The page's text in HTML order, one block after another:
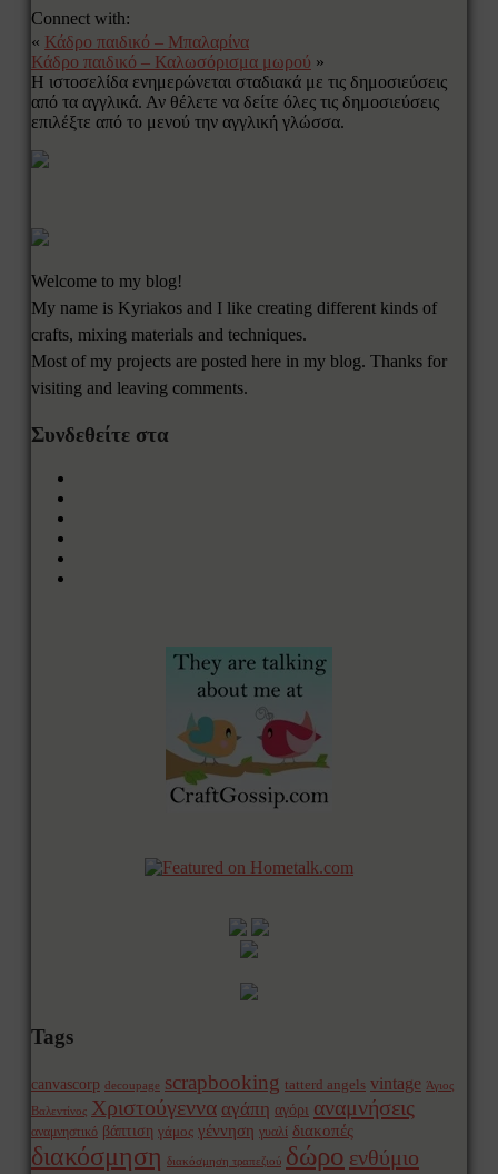
Connect with:
« Κάδρο παιδικό – Μπαλαρίνα
Κάδρο παιδικό – Καλωσόρισμα μωρού »
Η ιστοσελίδα ενημερώνεται σταδιακά με τις δημοσιεύσεις
από τα αγγλικά. Αν θέλετε να δείτε όλες τις δημοσιεύσεις
επιλέξτε από το μενού την αγγλική γλώσσα.
Welcome to my blog!
My name is Kyriakos and I like creating different kinds of
crafts, mixing materials and techniques.
Most of my projects are posted here in my blog. Thanks for
visiting and leaving comments.
Συνδεθείτε στα
Tags
canvascorp decoupage scrapbooking tatterd angels vintage Άγιος
Βαλεντίνος Χριστούγεννα αγάπη αγόρι αναμνήσεις
αναμνηστικό βάπτιση γάμος γέννηση γυαλί διακοπές
διακόσμηση διακόσμηση τραπεζιού δώρο ενθύμιο